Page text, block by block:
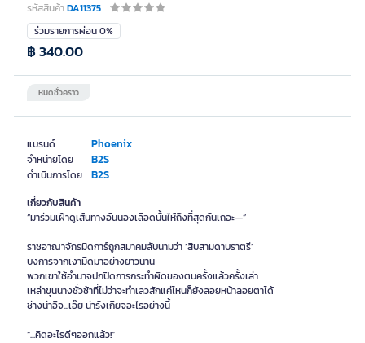
รหัสสินค้าDA11375
แบรนด์ Phoenix
จำหน่ายโดย B2S
ดำเนินการโดย B2S
ร่วมรายการผ่อน 0%
หมดชั่วคราว
฿ 340.00
เกี่ยวกับสินค้า
“มาร่วมเฝ้าดูเส้นทางอันนองเลือดนั้นให้ถึงที่สุดกันเถอะ—”
ราชอาณาจักรมิดการ์ถูกสมาคมลับนามว่า ‘สิบสามดาบราตรี’
บงการจากเงามืดมาอย่างยาวนาน
พวกเขาใช้อำนาจปกปิดการกระทำผิดของตนครั้งแล้วครั้งเล่า
เหล่าขุนนางชั่วช้าที่ไม่ว่าจะทำเลวสักแค่ไหนก็ยังลอยหน้าลอยตาได้
ช่างน่าอิจ...เอ๊ย น่ารังเกียจอะไรอย่างนี้
“...คิดอะไรดีๆออกแล้ว!”